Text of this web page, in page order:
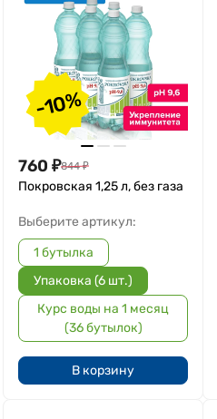
-10%
760 ₽844 ₽
Покровская 1,25 л, без газа
Выберите артикул:
1 бутылка
Упаковка (6 шт.)
Курс воды на 1 месяц
(36 бутылок)
В корзину